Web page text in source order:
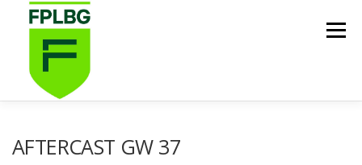
Menu
AFTERCAST GW 37